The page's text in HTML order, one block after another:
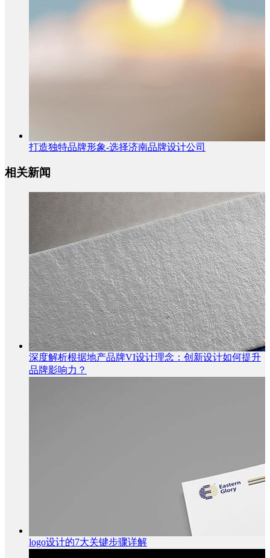
打造独特品牌形象-选择济南品牌设计公司
相关新闻
深度解析根据地产品牌VI设计理念：创新设计如何提升
品牌影响力？
logo设计的7大关键步骤详解